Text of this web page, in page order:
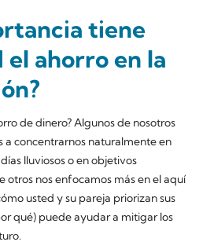
tiene
el ahorro en la
de dinero? Algunos de nosotros
a concentrarnos naturalmente en
lluviosos o en objetivos
otros nos enfocamos más en el aquí
usted y su pareja priorizan sus
qué) puede ayudar a mitigar los